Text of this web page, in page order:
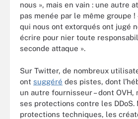
nous », mais en vain : une autre
pas menée par le même groupe
qui nous ont extorqués ont jugé
écrire pour nier toute
seconde attaque ».
Sur Twitter, de nombreux
ont suggéré des pistes, dont
un autre fournisseur – dont
ses protections contre les DDoS.
protections techniques, les